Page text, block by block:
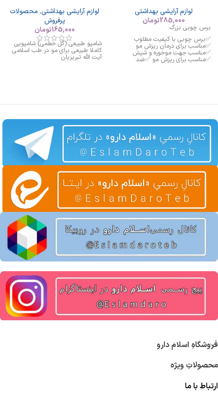
لوازم آرایشی بهداشتی
285,000تومان
برس چوبی بزرگ
✅برس چوبی با کیفیت مطلوب
✅مناسب برای درمان ریزش مو
✅مناسب جهت موخوره و شپش
✅مناسب برای ریزش مو ✅ضد
الکتریسیته و...
لوازم آرایشی بهداشتی, محصولات
پرفروش
165,000تومان
شامپو طبیعی (گل خطمی) شامپویی
کاملا طبیعی برای مو در طب اسلامی
آیت الله تبریزیان
فروشگاهِ اسلام دارو
محصولاتِ ویژه
ارتباط با ما